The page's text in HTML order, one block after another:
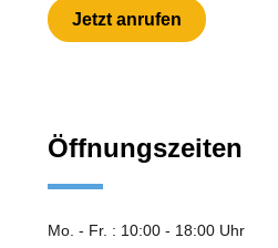
Jetzt anrufen
Öffnungszeiten
Mo. - Fr. : 10:00 - 18:00 Uhr